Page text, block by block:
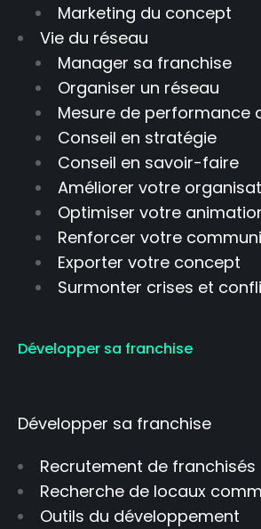
Marketing du concept
Vie du réseau
Manager sa franchise
Organiser un réseau
Mesure de performance
Conseil en stratégie
Conseil en savoir-faire
Améliorer votre
Optimiser votre
Renforcer votre
Exporter votre concept
Surmonter crises et
Développer sa franchise
Développer sa franchise
Recrutement de franchisés
Recherche de locaux
Outils du développement